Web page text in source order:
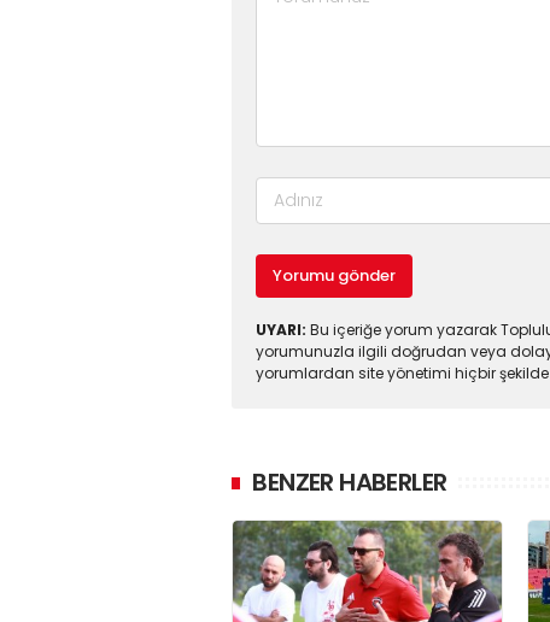
Yorumu gönder
UYARI: Bu içeriğe yorum yazarak
yorumunuzla ilgili doğrudan veya
yorumlardan site yönetimi hiçbir
BENZER HABERLER